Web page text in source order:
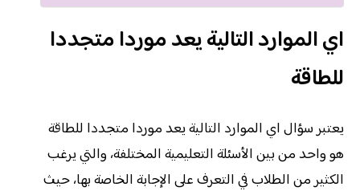
اي الموارد التالية يعد موردا متجددا
للطاقة
يعتبر سؤال اي الموارد التالية يعد موردا متجددا للطاقة
هو واحد من بين الأسئلة التعليمية المختلفة، والتي يرغب
الكثير من الطلاب في التعرف على الإجابة الخاصة بها، حيث